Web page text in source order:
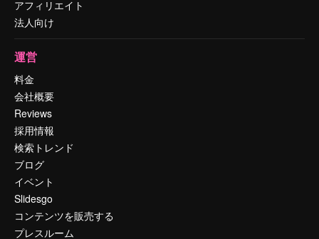
アフィリエイト
法人向け
運営
料金
会社概要
Reviews
採用情報
検索トレンド
ブログ
イベント
Slidesgo
コンテンツを販売する
プレスルーム